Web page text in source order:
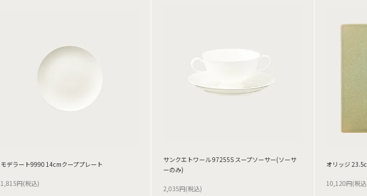
モデラート9990 14cmクーププレート
1,815円(税込)
サンクエトワール 97255S スープソーサー(ソーサ
ーのみ)
2,035円(税込)
オリッジ
10,120円(税